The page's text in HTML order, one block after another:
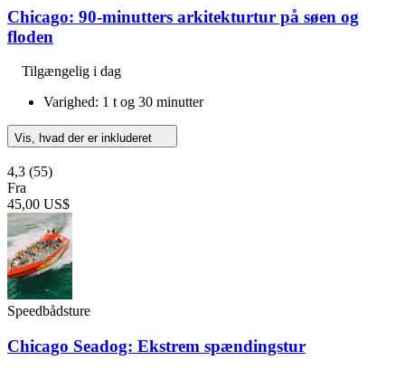
Chicago: 90-minutters arkitekturtur på søen og
floden
Tilgængelig i dag
Varighed: 1 t og 30 minutter
Vis, hvad der er inkluderet
4,3 (55)
Fra
45,00 US$
Speedbådsture
Chicago Seadog: Ekstrem spændingstur